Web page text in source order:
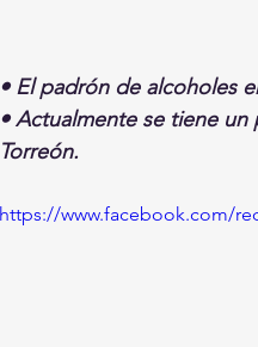
• El padrón de alcoholes
• Actualmente se tiene
Torreón.
https://www.facebook.com/